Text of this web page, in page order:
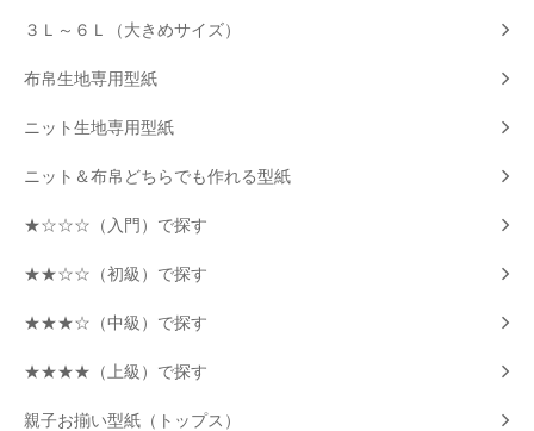
３Ｌ～６Ｌ（大きめサイズ）
布帛生地専用型紙
ニット生地専用型紙
ニット＆布帛どちらでも作れる型紙
★☆☆☆（入門）で探す
★★☆☆（初級）で探す
★★★☆（中級）で探す
★★★★（上級）で探す
親子お揃い型紙（トップス）